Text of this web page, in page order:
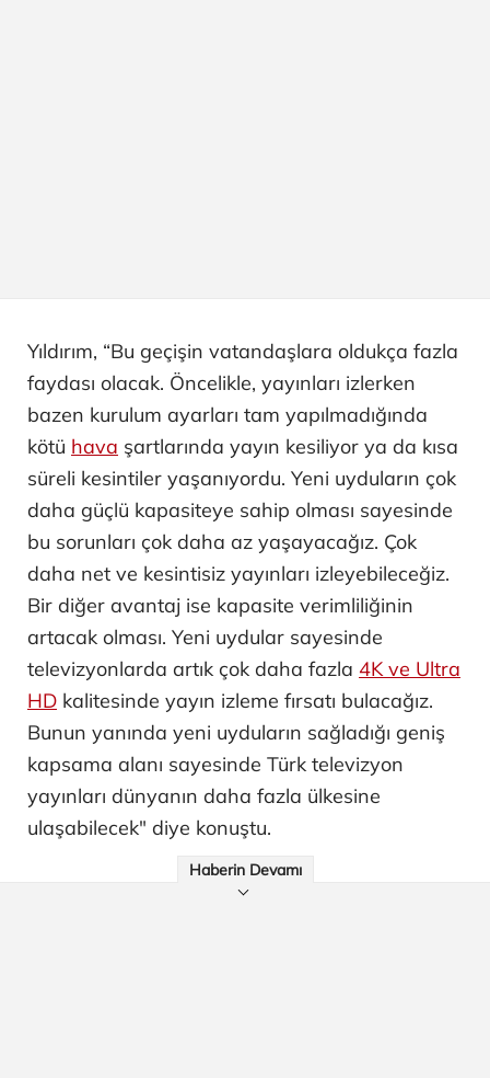
Yıldırım, “Bu geçişin vatandaşlara oldukça fazla
faydası olacak. Öncelikle, yayınları izlerken
bazen kurulum ayarları tam yapılmadığında
kötü hava şartlarında yayın kesiliyor ya da kısa
süreli kesintiler yaşanıyordu. Yeni uyduların çok
daha güçlü kapasiteye sahip olması sayesinde
bu sorunları çok daha az yaşayacağız. Çok
daha net ve kesintisiz yayınları izleyebileceğiz.
Bir diğer avantaj ise kapasite verimliliğinin
artacak olması. Yeni uydular sayesinde
televizyonlarda artık çok daha fazla 4K ve Ultra
HD kalitesinde yayın izleme fırsatı bulacağız.
Bunun yanında yeni uyduların sağladığı geniş
kapsama alanı sayesinde Türk televizyon
yayınları dünyanın daha fazla ülkesine
ulaşabilecek" diye konuştu.
Haberin Devamı